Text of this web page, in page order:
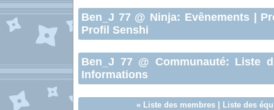
Ben_J 77 @ Ninja: Evênements
Profil Senshi
Ben_J 77 @ Communauté: Liste
Informations
« Liste des membres| Liste des